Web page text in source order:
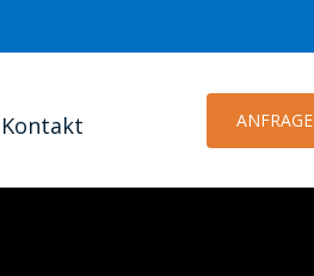
Kontakt ANFRAGE